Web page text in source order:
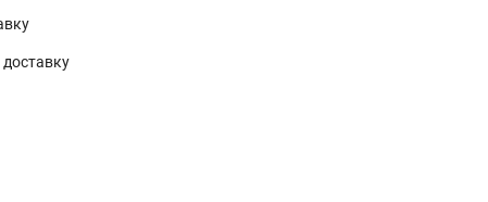
доставку